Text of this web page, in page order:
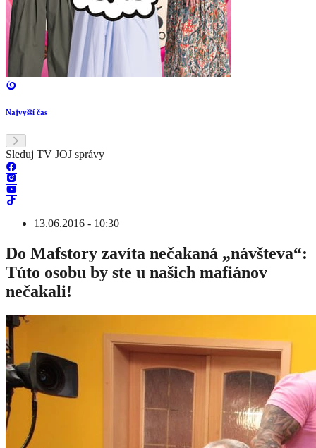
Najvyšší čas
Sleduj TV JOJ správy
13.06.2016 - 10:30
Do Mafstory zavíta nečakaná „návšteva“:
Túto osobu by ste u našich mafiánov
nečakali!